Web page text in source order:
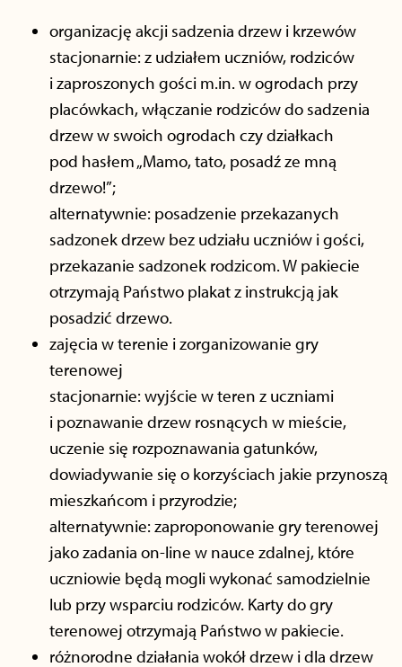
organizację akcji sadzenia drzew i krzewów
stacjonarnie: z udziałem uczniów, rodziców
i zaproszonych gości m.in. w ogrodach przy
placówkach, włączanie rodziców do sadzenia
drzew w swoich ogrodach czy działkach
pod hasłem „Mamo, tato, posadź ze mną
drzewo!”;
alternatywnie: posadzenie przekazanych
sadzonek drzew bez udziału uczniów i gości,
przekazanie sadzonek rodzicom. W pakiecie
otrzymają Państwo plakat z instrukcją jak
posadzić drzewo.
zajęcia w terenie i zorganizowanie gry
terenowej
stacjonarnie: wyjście w teren z uczniami
i poznawanie drzew rosnących w mieście,
uczenie się rozpoznawania gatunków,
dowiadywanie się o korzyściach jakie przynoszą
mieszkańcom i przyrodzie;
alternatywnie: zaproponowanie gry terenowej
jako zadania on-line w nauce zdalnej, które
uczniowie będą mogli wykonać samodzielnie
lub przy wsparciu rodziców. Karty do gry
terenowej otrzymają Państwo w pakiecie.
różnorodne działania wokół drzew i dla drzew